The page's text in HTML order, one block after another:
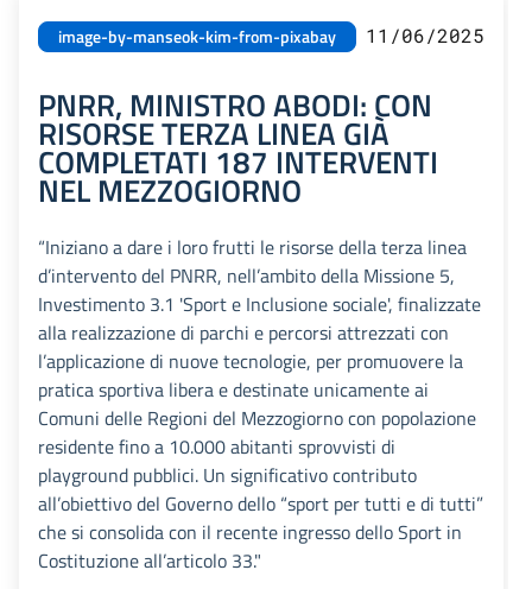
image-by-manseok-kim-from-pixabay 11/06/2025
PNRR, MINISTRO ABODI: CON
RISORSE TERZA LINEA GIÀ
COMPLETATI 187 INTERVENTI
NEL MEZZOGIORNO
“Iniziano a dare i loro frutti le risorse della terza linea
d’intervento del PNRR, nell’ambito della Missione 5,
Investimento 3.1 'Sport e Inclusione sociale', finalizzate
alla realizzazione di parchi e percorsi attrezzati con
l’applicazione di nuove tecnologie, per promuovere la
pratica sportiva libera e destinate unicamente ai
Comuni delle Regioni del Mezzogiorno con popolazione
residente fino a 10.000 abitanti sprovvisti di
playground pubblici. Un significativo contributo
all’obiettivo del Governo dello “sport per tutti e di tutti”
che si consolida con il recente ingresso dello Sport in
Costituzione all’articolo 33."